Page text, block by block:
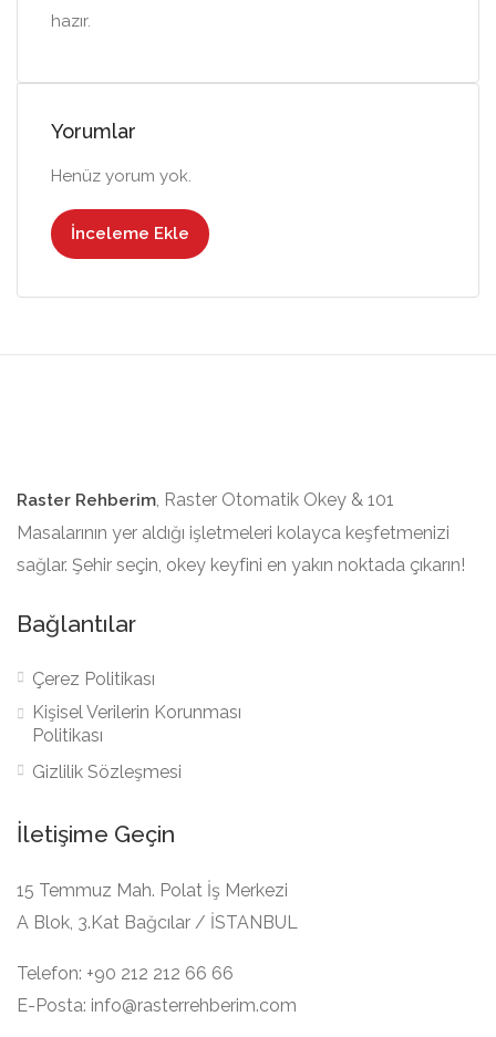
hazır.
Yorumlar
Henüz yorum yok.
İnceleme Ekle
Raster Rehberim, Raster Otomatik Okey & 101
Masalarının yer aldığı işletmeleri kolayca keşfetmenizi
sağlar. Şehir seçin, okey keyfini en yakın noktada çıkarın!
Bağlantılar
Çerez Politikası
Kişisel Verilerin Korunması
Politikası
Gizlilik Sözleşmesi
İletişime Geçin
15 Temmuz Mah. Polat İş Merkezi
A Blok, 3.Kat Bağcılar / İSTANBUL
Telefon: +90 212 212 66 66
E-Posta: info@rasterrehberim.com